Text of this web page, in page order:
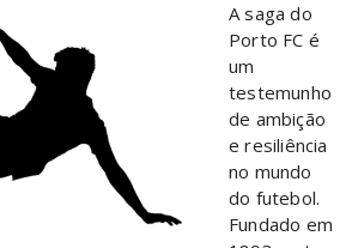
A saga do
Porto FC é
um
testemunho
de ambição
e resiliência
no mundo
do futebol.
Fundado em